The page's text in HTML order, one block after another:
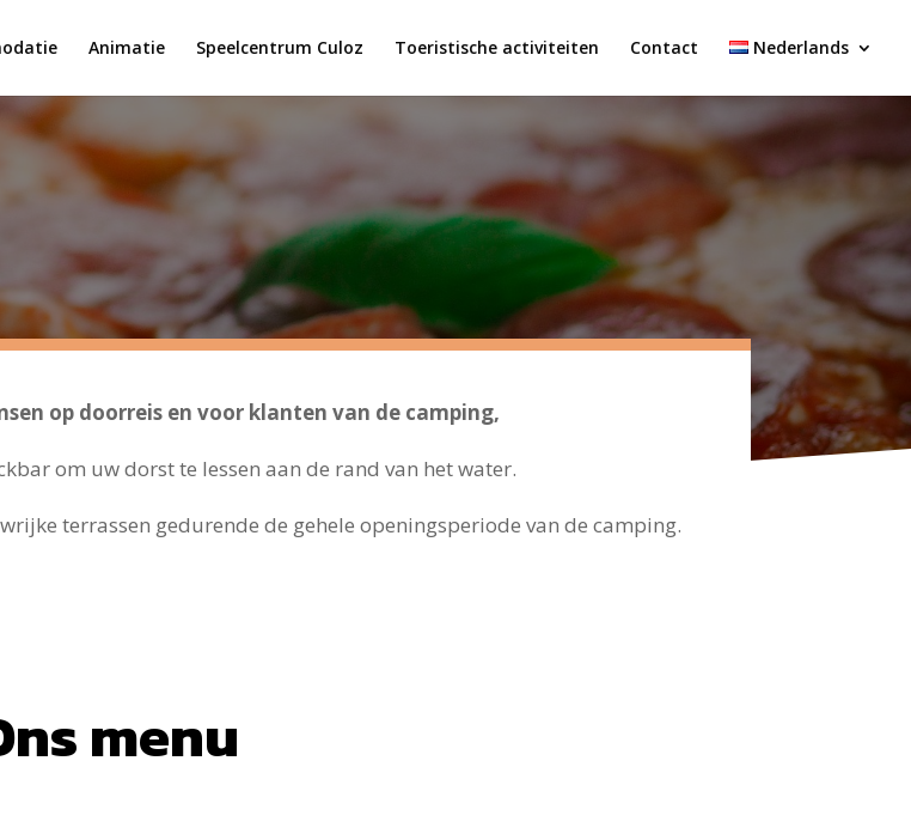
Animatie Speelcentrum Culoz Toeristische activiteiten Contact Nederlands
op doorreis en voor klanten van de camping,
om uw dorst te lessen aan de rand van het water.
terrassen gedurende de gehele openingsperiode van de camping.
menu